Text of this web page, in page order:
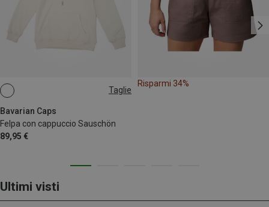
Taglie
Bavarian Caps
Felpa con cappuccio Sauschön
89,95 €
XS
XXL
Risparmi 34%
Ultimi visti